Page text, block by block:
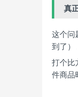
真
这个问
到了）
打个比
件商品